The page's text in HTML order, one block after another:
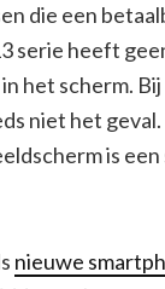
die een
serie heeft
het scherm. Bij
niet het
is
nieuwe